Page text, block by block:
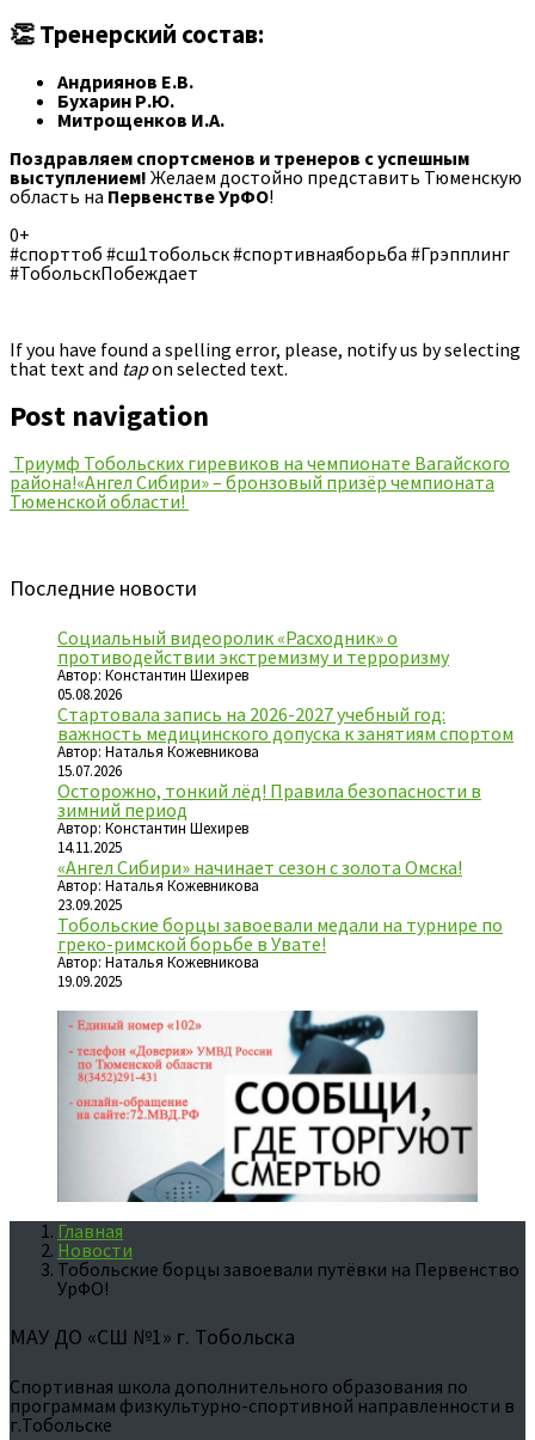
👏 Тренерский состав:
Андриянов Е.В.
Бухарин Р.Ю.
Митрощенков И.А.
Поздравляем спортсменов и тренеров с успешным
выступлением! Желаем достойно представить Тюменскую
область на Первенстве УрФО!
0+
#спорттоб #сш1тобольск #спортивнаяборьба #Грэпплинг
#ТобольскПобеждает
If you have found a spelling error, please, notify us by selecting
that text and tapon selected text.
Post navigation
Триумф Тобольских гиревиков на чемпионате Вагайского
района!«Ангел Сибири» – бронзовый призёр чемпионата
Тюменской области!
Последние новости
Социальный видеоролик «Расходник» о
противодействии экстремизму и терроризму
Автор: Константин Шехирев
05.08.2026
Стартовала запись на 2026-2027 учебный год:
важность медицинского допуска к занятиям спортом
Автор: Наталья Кожевникова
15.07.2026
Осторожно, тонкий лёд! Правила безопасности в
зимний период
Автор: Константин Шехирев
14.11.2025
«Ангел Сибири» начинает сезон с золота Омска!
Автор: Наталья Кожевникова
23.09.2025
Тобольские борцы завоевали медали на турнире по
греко-римской борьбе в Увате!
Автор: Наталья Кожевникова
19.09.2025
Главная
Новости
Тобольские борцы завоевали путёвки на Первенство
УрФО!
МАУ ДО «СШ №1» г. Тобольска
Спортивная школа дополнительного образования по
программам физкультурно-спортивной направленности в
г.Тобольске